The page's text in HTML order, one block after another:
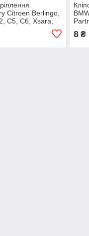
Citroen Berlingo,
C5, C6, Xsara,
Peugeot Partner /
C5,
8 ₴